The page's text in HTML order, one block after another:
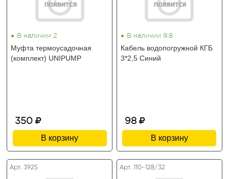
• В наличии 2
Муфта термоусадочная
(комплект) UNIPUMP
350
В корзину
• В наличии 9,8
Кабель водопогружной КГБ
3*2,5 Синий
98
В корзину
Арт. 3925 Арт. 110-128/32